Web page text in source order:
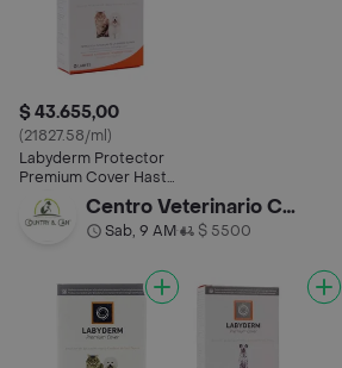
$ 43.655,00
(21827.58/ml)
Labyderm Protector
Premium Cover Hasta
20 Kg
Centro Veterinario Country Can
Sab, 9 AM• $ 5500